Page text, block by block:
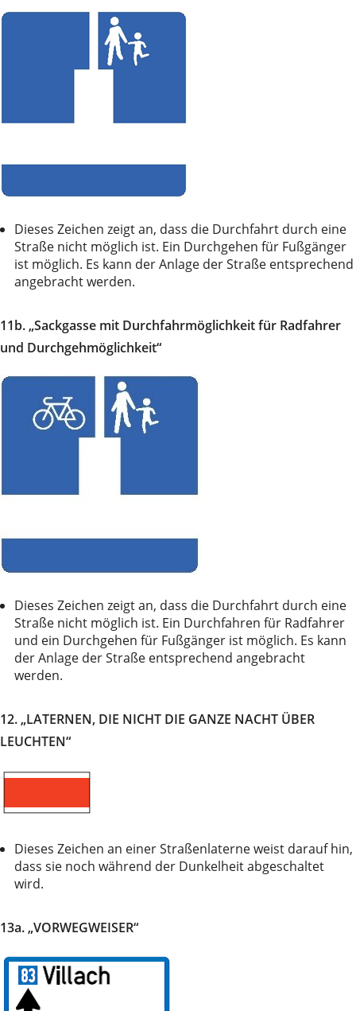
Dieses Zeichen zeigt an, dass die Durchfahrt durch eine
Straße nicht möglich ist. Ein Durchgehen für Fußgänger
ist möglich. Es kann der Anlage der Straße entsprechend
angebracht werden.
11b. „Sackgasse mit Durchfahrmöglichkeit für Radfahrer
und Durchgehmöglichkeit“
Dieses Zeichen zeigt an, dass die Durchfahrt durch eine
Straße nicht möglich ist. Ein Durchfahren für Radfahrer
und ein Durchgehen für Fußgänger ist möglich. Es kann
der Anlage der Straße entsprechend angebracht
werden.
12. „LATERNEN, DIE NICHT DIE GANZE NACHT ÜBER
LEUCHTEN“
Dieses Zeichen an einer Straßenlaterne weist darauf hin,
dass sie noch während der Dunkelheit abgeschaltet
wird.
13a. „VORWEGWEISER“